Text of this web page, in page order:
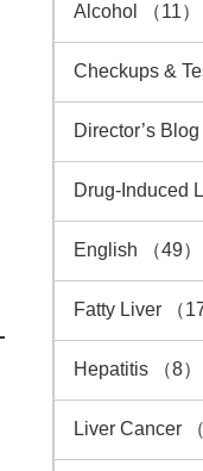
Alcohol （11）
Checkups &
Director’s Blog
Drug-Induced
English （49）
Fatty Liver （17
Hepatitis （8）
Liver Cancer （